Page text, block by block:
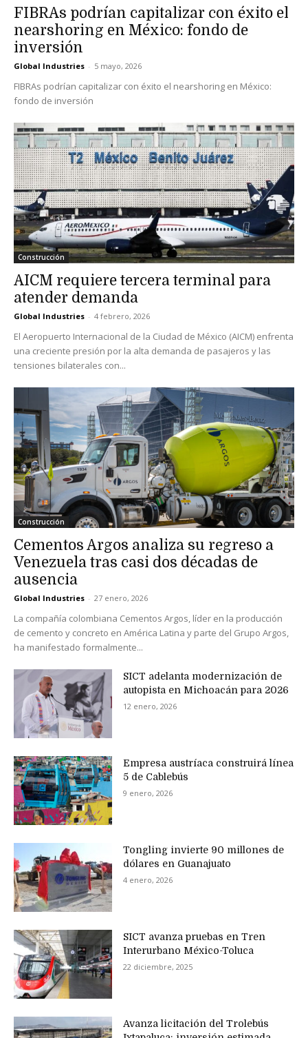
FIBRAs podrían capitalizar con éxito el
nearshoring en México: fondo de
inversión
Global Industries - 5 mayo, 2026
FIBRAs podrían capitalizar con éxito el nearshoring en México:
fondo de inversión
Construcción
AICM requiere tercera terminal para
atender demanda
Global Industries - 4 febrero, 2026
El Aeropuerto Internacional de la Ciudad de México (AICM) enfrenta
una creciente presión por la alta demanda de pasajeros y las
tensiones bilaterales con...
Construcción
Cementos Argos analiza su regreso a
Venezuela tras casi dos décadas de
ausencia
Global Industries - 27 enero, 2026
La compañía colombiana Cementos Argos, líder en la producción
de cemento y concreto en América Latina y parte del Grupo Argos,
ha manifestado formalmente...
SICT adelanta modernización de
autopista en Michoacán para 2026
12 enero, 2026
Empresa austríaca construirá línea
5 de Cablebús
9 enero, 2026
Tongling invierte 90 millones de
dólares en Guanajuato
4 enero, 2026
SICT avanza pruebas en Tren
Interurbano México-Toluca
22 diciembre, 2025
Avanza licitación del Trolebús